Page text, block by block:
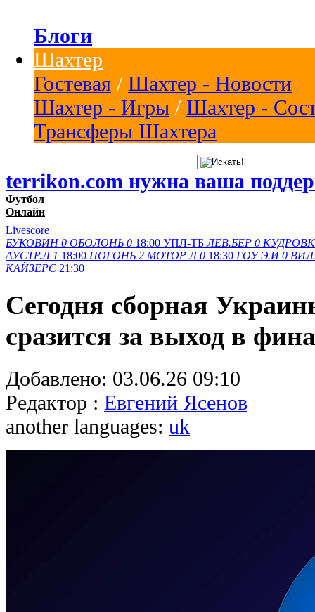
Блоги
Шахтер
Гостевая / Шахтер - Новости
Шахтер - Игры / Шахтер -
Трансферы Шахтера
terrikon.com нужна ваша
Футбол
Онлайн
Livescore
БУКОВИН 0 ОБОЛОНЬ 0 18:00 УПЛ-ТБ ЛЕВ.БЕР 0 КУДРОВК
АУСТР.Л 1 18:00 ПОГОНЬ 2 МОТОР Л 0 18:30 ГОУ Э.И 0
КАЙЗЕРС 21:30
Сегодня сборная
сразится за выход в
Добавлено: 03.06.26 09:10
Редактор : Евгений Ясенов
another languages: uk